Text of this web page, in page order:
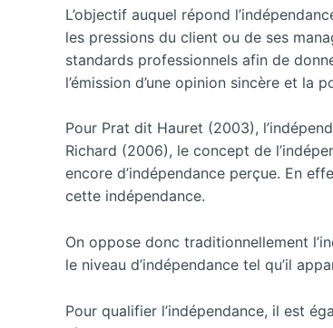
L’objectif auquel répond
les pressions du client ou de ses
standards professionnels afin de
l’émission d’une opinion sincère et la
Pour Prat dit Hauret (2003),
Richard (2006), le concept de
encore d’indépendance perçue. En
cette indépendance.
On oppose donc traditionnellement
le niveau d’indépendance tel qu’il
Pour qualifier l’indépendance, il est